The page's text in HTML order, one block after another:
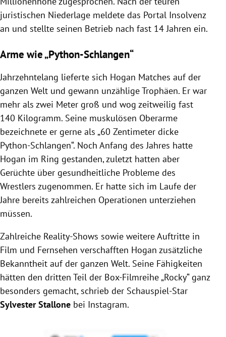
juristischen Niederlage meldete das Portal Insolvenz
an und stellte seinen Betrieb nach fast 14 Jahren ein.
Arme wie „Python-Schlangen“
Jahrzehntelang lieferte sich Hogan Matches auf der
ganzen Welt und gewann unzählige Trophäen. Er war
mehr als zwei Meter groß und wog zeitweilig fast
140 Kilogramm. Seine muskulösen Oberarme
bezeichnete er gerne als „60 Zentimeter dicke
Python-Schlangen“. Noch Anfang des Jahres hatte
Hogan im Ring gestanden, zuletzt hatten aber
Gerüchte über gesundheitliche Probleme des
Wrestlers zugenommen. Er hatte sich im Laufe der
Jahre bereits zahlreichen Operationen unterziehen
müssen.
Zahlreiche Reality-Shows sowie weitere Auftritte in
Film und Fernsehen verschafften Hogan zusätzliche
Bekanntheit auf der ganzen Welt. Seine Fähigkeiten
hätten den dritten Teil der Box-Filmreihe „Rocky“ ganz
besonders gemacht, schrieb der Schauspiel-Star
Sylvester Stallone bei Instagram.